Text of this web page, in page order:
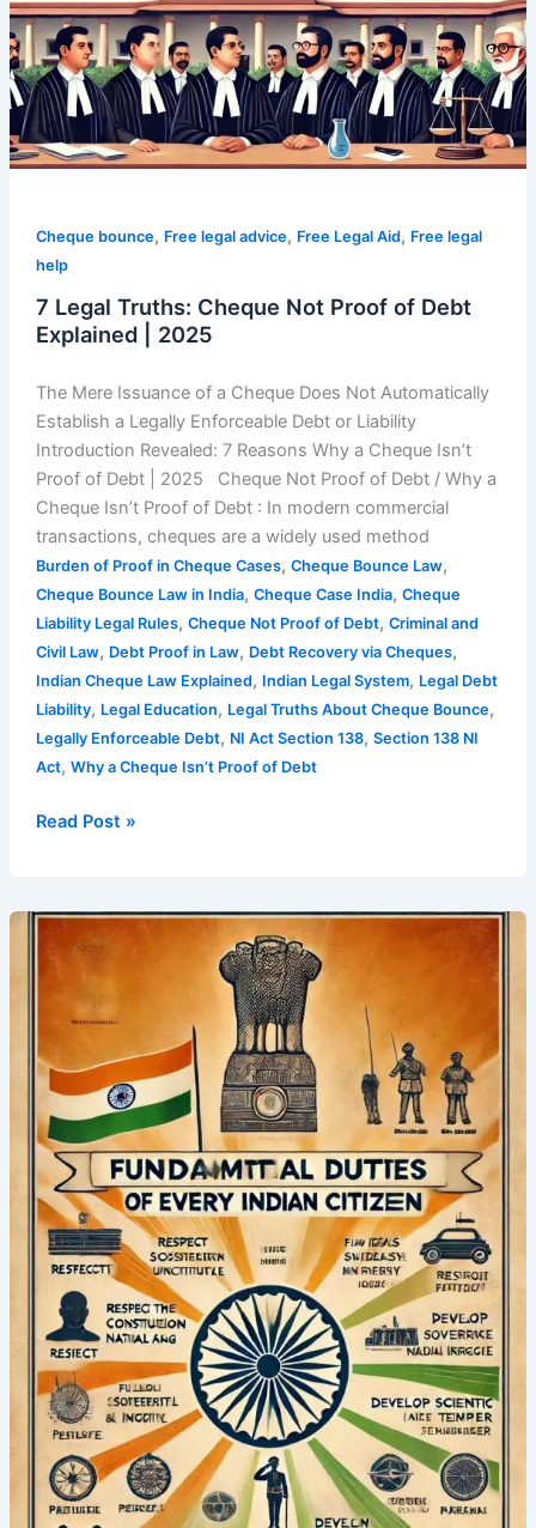
Cheque bounce, Free legal advice, Free Legal Aid, Free legal
help
7 Legal Truths: Cheque Not Proof of Debt
Explained | 2025
The Mere Issuance of a Cheque Does Not Automatically
Establish a Legally Enforceable Debt or Liability
Introduction Revealed: 7 Reasons Why a Cheque Isn’t
Proof of Debt | 2025 Cheque Not Proof of Debt / Why a
Cheque Isn’t Proof of Debt : In modern commercial
transactions, cheques are a widely used method
Burden of Proof in Cheque Cases, Cheque Bounce Law,
Cheque Bounce Law in India, Cheque Case India, Cheque
Liability Legal Rules, Cheque Not Proof of Debt, Criminal and
Civil Law, Debt Proof in Law, Debt Recovery via Cheques,
Indian Cheque Law Explained, Indian Legal System, Legal Debt
Liability, Legal Education, Legal Truths About Cheque Bounce,
Legally Enforceable Debt, NI Act Section 138, Section 138 NI
Act, Why a Cheque Isn’t Proof of Debt
Read Post »
11
Crucial
Fundamental
Indian
Constitution
–
Article
51A